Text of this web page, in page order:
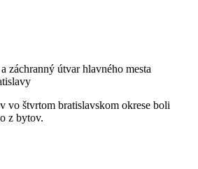
záchranný útvar hlavného mesta
vo štvrtom bratislavskom okrese boli
z bytov.